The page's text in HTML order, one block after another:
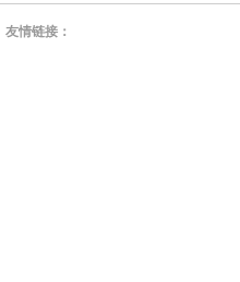
友情链接：